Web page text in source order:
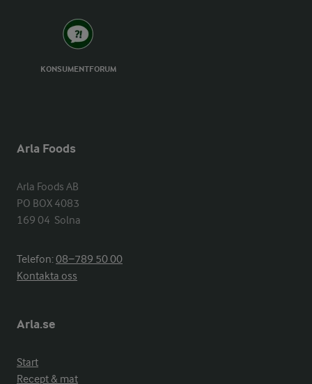
KONSUMENTFORUM
Arla Foods
Arla Foods AB
PO BOX 4083
169 04  Solna
Telefon:08−789 50 00
Kontakta oss
Arla.se
Start
Recept & mat